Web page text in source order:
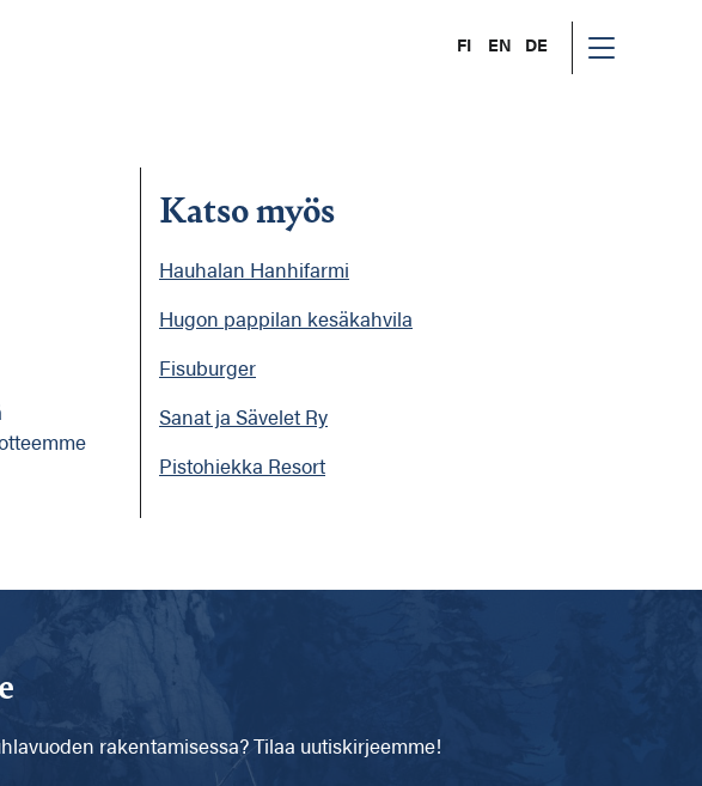
FI EN DE
Katso myös
Hauhalan Hanhifarmi
Hugon pappilan kesäkahvila
Fisuburger
Sanat ja Sävelet Ry
Pistohiekka Resort
rakentamisessa? Tilaa uutiskirjeemme!